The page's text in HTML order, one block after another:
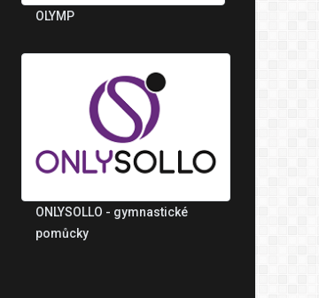
OLYMP
ONLYSOLLO - gymnastické
pomůcky